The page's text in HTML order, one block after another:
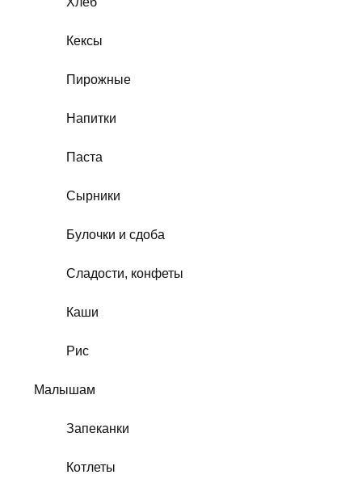
Кексы
Пирожные
Напитки
Паста
Сырники
Булочки и сдоба
Сладости, конфеты
Каши
Рис
Малышам
Запеканки
Котлеты